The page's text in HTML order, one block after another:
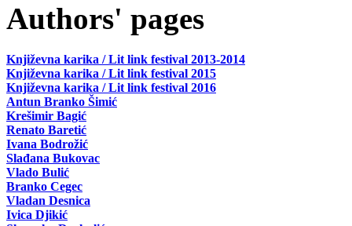
Authors' pages
Književna karika / Lit link festival 2013-2014
Književna karika / Lit link festival 2015
Književna karika / Lit link festival 2016
Antun Branko Šimić
Krešimir Bagić
Renato Baretić
Ivana Bodrožić
Slađana Bukovac
Vlado Bulić
Branko Cegec
Vladan Desnica
Ivica Djikić